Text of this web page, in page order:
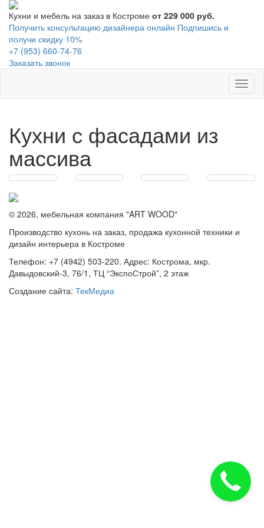
Кухни и мебель на заказ в Костроме от 229 000 руб.
Получить консультацию дизайнера онлайн Подпишись и
получи скидку 10%
+7 (953) 660-74-76
Заказать звонок
Кухни с фасадами из
массива
© 2026, мебельная компания "ART WOOD"
Производство кухонь на заказ, продажа кухонной техники и
дизайн интерьера в Костроме
Телефон: +7 (4942) 503-220. Адрес: Кострома, мкр.
Давыдовский-3, 76/1, ТЦ “ЭкспоСтрой”, 2 этаж
Создание сайта: ТекМедиа